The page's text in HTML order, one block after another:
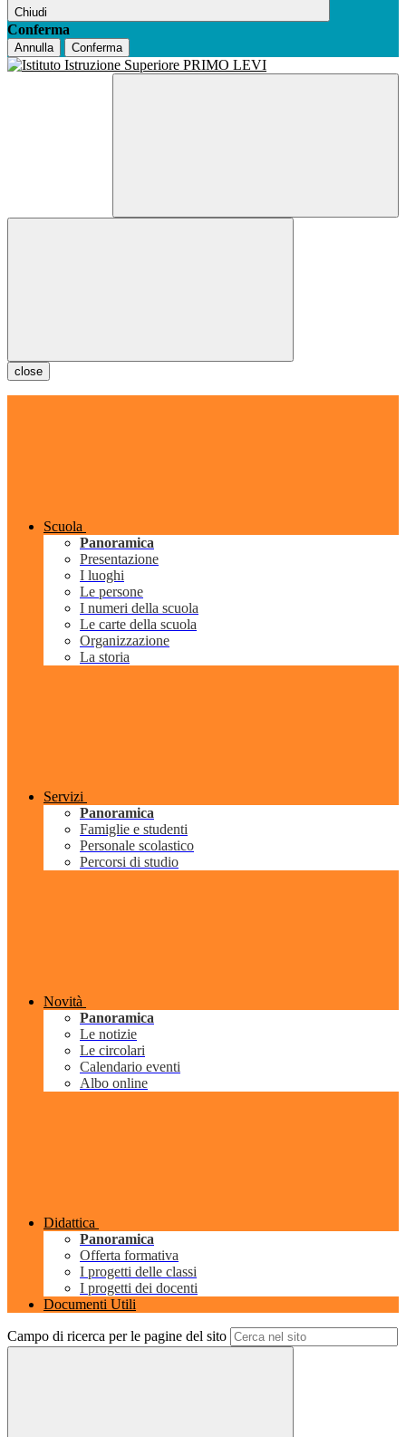
Chiudi
Conferma
Annulla Conferma
close
Scuola
Panoramica
Presentazione
I luoghi
Le persone
I numeri della scuola
Le carte della scuola
Organizzazione
La storia
Servizi
Panoramica
Famiglie e studenti
Personale scolastico
Percorsi di studio
Novità
Panoramica
Le notizie
Le circolari
Calendario eventi
Albo online
Didattica
Panoramica
Offerta formativa
I progetti delle classi
I progetti dei docenti
Documenti Utili
Campo di ricerca per le pagine del sito